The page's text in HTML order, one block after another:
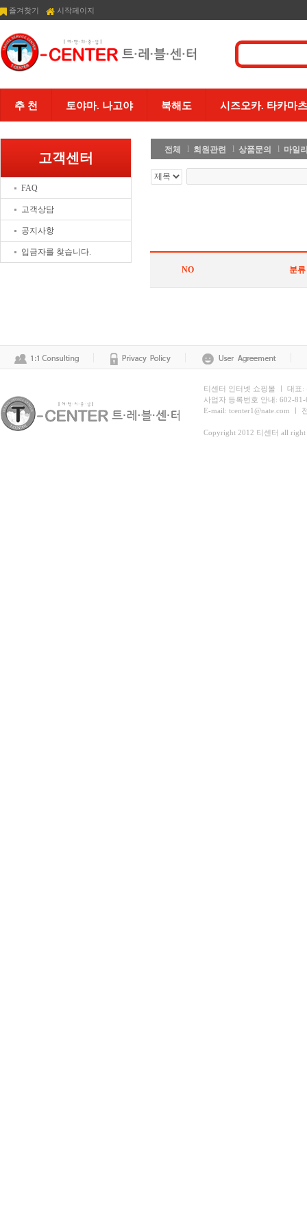
즐겨찾기 시작페이지
추 천 토야마. 나고야 북해도 시즈오카. 타카마츠
고객센터
FAQ
고객상담
공지사항
입금자를 찾습니다.
전체 l 회원관련 l 상품문의 l 마일
NO 분류
티센터 인터넷 쇼핑몰 ㅣ 대표
사업자 등록번호 안내: 602-
E-mail: tcenter1@nate.com ㅣ
Copyright 2012 티센터 all right